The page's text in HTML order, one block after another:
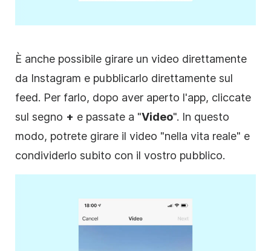
È anche possibile girare un video direttamente
da Instagram e pubblicarlo direttamente sul
feed. Per farlo, dopo aver aperto l'app, cliccate
sul segno + e passate a "Video". In questo
modo, potrete girare il video "nella vita reale" e
condividerlo subito con il vostro pubblico.